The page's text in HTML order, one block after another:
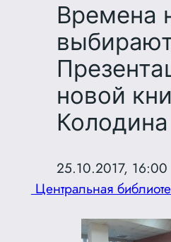
Времена
новой
Колодина
25.10.2017, 16:00
Центральная